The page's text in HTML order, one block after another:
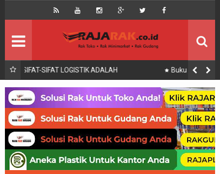
Buku yang Digunakan untuk Pencatatan Setelah Proses
Pengadaan Logistik adalah
Beranda
Kontak About Us
Rak Gudang Rak besi/Rak pallet
Rak Minimarket Supermarket
Produk Lain Peralatan Toko Dll
Artikel Retail & Logistik